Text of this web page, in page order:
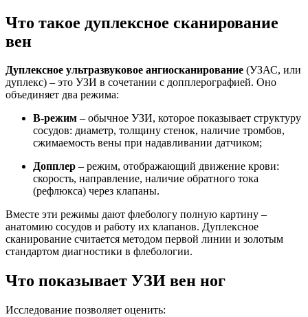
Что такое дуплексное сканирование
вен
Дуплексное ультразвуковое ангиосканирование (УЗАС, или
дуплекс) – это УЗИ в сочетании с допплерографией. Оно
объединяет два режима:
В-режим – обычное УЗИ, которое показывает структуру
сосудов: диаметр, толщину стенок, наличие тромбов,
сжимаемость вены при надавливании датчиком;
Допплер – режим, отображающий движение крови:
скорость, направление, наличие обратного тока
(рефлюкса) через клапаны.
Вместе эти режимы дают флебологу полную картину –
анатомию сосудов и работу их клапанов. Дуплексное
сканирование считается методом первой линии и золотым
стандартом диагностики в флебологии.
Что показывает УЗИ вен ног
Исследование позволяет оценить: